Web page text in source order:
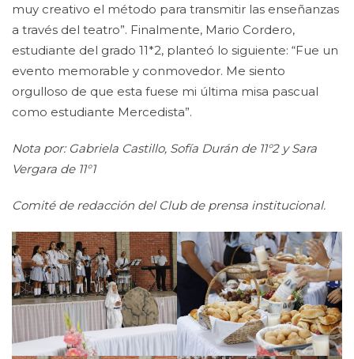
muy creativo el método para transmitir las enseñanzas
a través del teatro”. Finalmente, Mario Cordero,
estudiante del grado 11*2, planteó lo siguiente: “Fue un
evento memorable y conmovedor. Me siento
orgulloso de que esta fuese mi última misa pascual
como estudiante Mercedista”.
Nota por: Gabriela Castillo, Sofía Durán de 11°2 y Sara
Vergara de 11°1
Comité de redacción del Club de prensa institucional.